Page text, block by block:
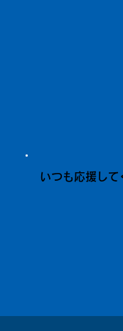
いつも応援し